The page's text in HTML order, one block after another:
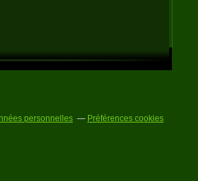
personnelles Préférences cookies